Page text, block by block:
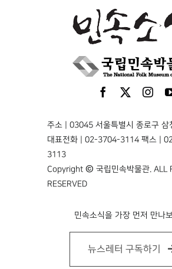
주소 | 03045 서울특별시 종로구 삼
대표전화 | 02-3704-3114 팩스 |
3113
Copyright © 국립민속박물관. ALL
RESERVED
민속소식을 가장 먼저 만나
뉴스레터 구독하기